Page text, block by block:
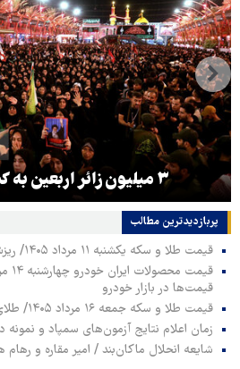
۳ میلیون زائر اربعین به کشور بازگشتند
پربازدیدترین‌ مطالب
قیمت طلا و سکه یکشنبه ۱۱ مرداد ۱۴۰۵/ ریزش سنگین سکه امامی
قیمت‌ها در بازار خودرو
قیمت طلا و سکه جمعه ۱۶ مرداد ۱۴۰۵/ طلای ۱۸ عیار امروز چند؟
زمان اعلام نتایج آزمون‌های سمپاد و
شایعه انحلال ماکان‌بند / امیر مقاره و